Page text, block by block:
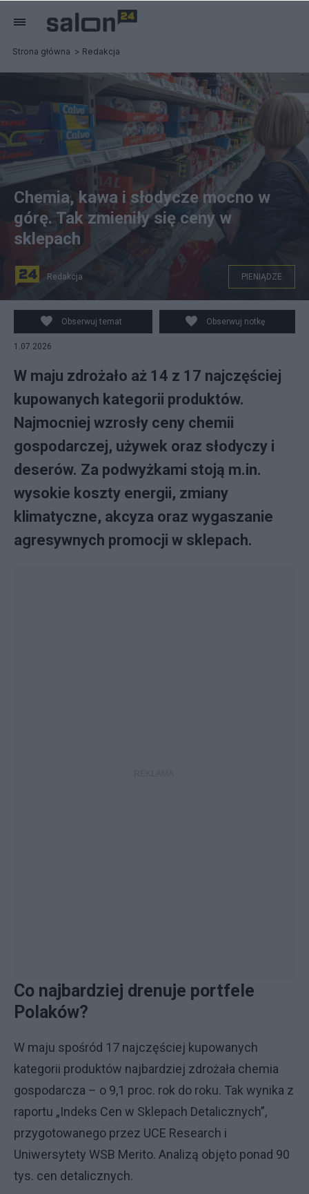
Strona główna Redakcja
Chemia, kawa i słodycze mocno w
górę. Tak zmieniły się ceny w
sklepach
Redakcja PIENIĄDZE
Obserwuj temat Obserwuj notkę
1.07.2026
W maju zdrożało aż 14 z 17 najczęściej
kupowanych kategorii produktów.
Najmocniej wzrosły ceny chemii
gospodarczej, używek oraz słodyczy i
deserów. Za podwyżkami stoją m.in.
wysokie koszty energii, zmiany
klimatyczne, akcyza oraz wygaszanie
agresywnych promocji w sklepach.
Co najbardziej drenuje portfele
Polaków?
W maju spośród 17 najczęściej kupowanych
kategorii produktów najbardziej zdrożała chemia
gospodarcza – o 9,1 proc. rok do roku. Tak wynika z
raportu „Indeks Cen w Sklepach Detalicznych”,
przygotowanego przez UCE Research i
Uniwersytety WSB Merito. Analizą objęto ponad 90
tys. cen detalicznych.